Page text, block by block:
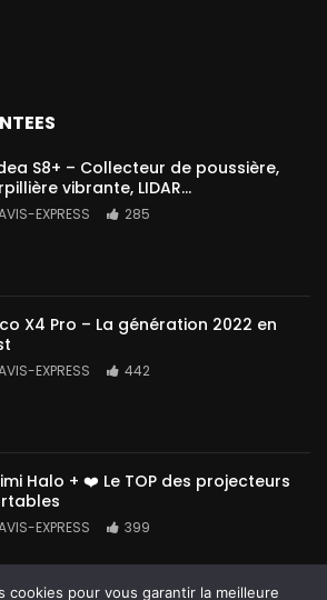
S8+ – Collecteur de poussière,
vibrante, LIDAR…
EXPRESS 285
X4 Pro – La génération 2022 en
EXPRESS 442
Halo + ❤️ Le TOP des projecteurs
EXPRESS 399
cookies pour vous garantir la meilleure